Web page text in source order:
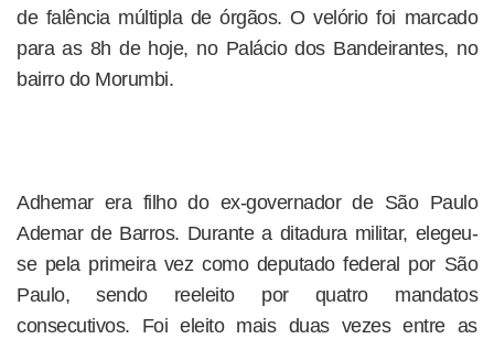
de falência múltipla de órgãos. O velório foi marcado
para as 8h de hoje, no Palácio dos Bandeirantes, no
bairro do Morumbi.
Adhemar era filho do ex-governador de São Paulo
Ademar de Barros. Durante a ditadura militar, elegeu-
se pela primeira vez como deputado federal por São
Paulo, sendo reeleito por quatro mandatos
consecutivos. Foi eleito mais duas vezes entre as